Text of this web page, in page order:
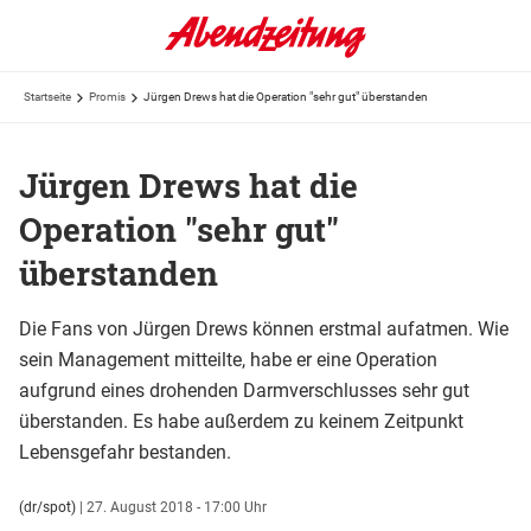
Startseite Promis Jürgen Drews hat die Operation "sehr gut" überstanden
Jürgen Drews hat die
Operation "sehr gut"
überstanden
Die Fans von Jürgen Drews können erstmal aufatmen. Wie
sein Management mitteilte, habe er eine Operation
aufgrund eines drohenden Darmverschlusses sehr gut
überstanden. Es habe außerdem zu keinem Zeitpunkt
Lebensgefahr bestanden.
(dr/spot) | 27. August 2018 - 17:00 Uhr